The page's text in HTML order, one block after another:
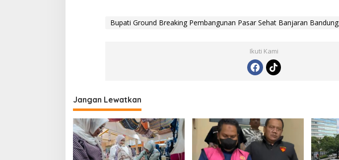
Bupati Ground Breaking Pembangunan Pasar Sehat Banjaran Bandung
Ikuti Kami
Jangan Lewatkan